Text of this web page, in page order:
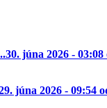
30. júna 2026 - 03:08
júna 2026 - 09:54